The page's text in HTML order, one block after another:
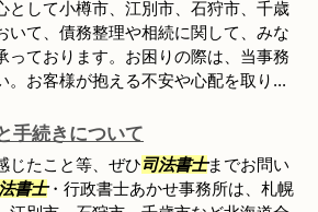
として小樽市、江別市、石狩市、千歳
いて、債務整理や相続に関して、みな
っております。お困りの際は、当事務
。お客様が抱える不安や心配を取り...
手続きについて
じたこと等、ぜひ司法書士までお問い
書士・行政書士あかせ事務所は、札幌